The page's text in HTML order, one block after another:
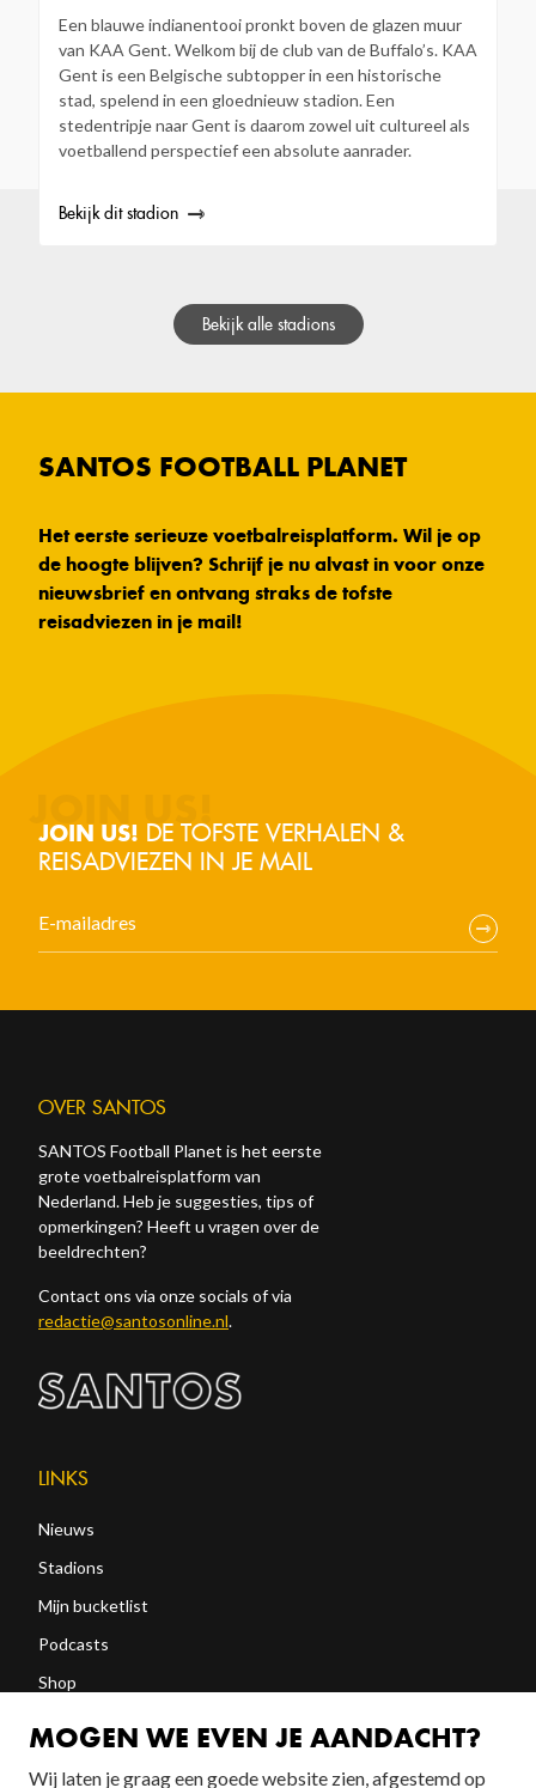
Een blauwe indianentooi pronkt boven de glazen muur
van KAA Gent. Welkom bij de club van de Buffalo’s. KAA
Gent is een Belgische subtopper in een historische
stad, spelend in een gloednieuw stadion. Een
stedentripje naar Gent is daarom zowel uit cultureel als
voetballend perspectief een absolute aanrader.
Bekijk dit stadion
Bekijk alle stadions
SANTOS FOOTBALL PLANET
Het eerste serieuze voetbalreisplatform. Wil je op
de hoogte blijven? Schrijf je nu alvast in voor onze
nieuwsbrief en ontvang straks de tofste
reisadviezen in je mail!
JOIN US! DE TOFSTE VERHALEN &
REISADVIEZEN IN JE MAIL
OVER SANTOS
SANTOS Football Planet is het eerste
grote voetbalreisplatform van
Nederland. Heb je suggesties, tips of
opmerkingen? Heeft u vragen over de
beeldrechten?
Contact ons via onze socials of via
redactie@santosonline.nl.
LINKS
Nieuws
Stadions
Mijn bucketlist
Podcasts
Shop
MOGEN WE EVEN JE AANDACHT?
Wij laten je graag een goede website zien, afgestemd op